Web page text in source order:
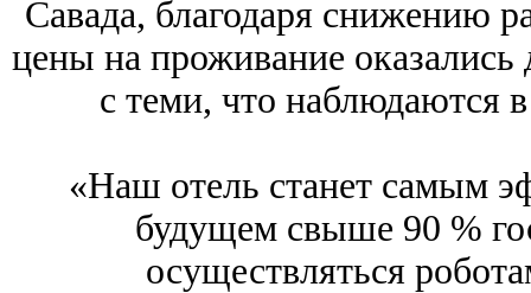
Савада, благодаря снижению
цены на проживание
с теми, что наблюдаются
«Наш отель станет самым
будущем свыше 90 %
осуществляться